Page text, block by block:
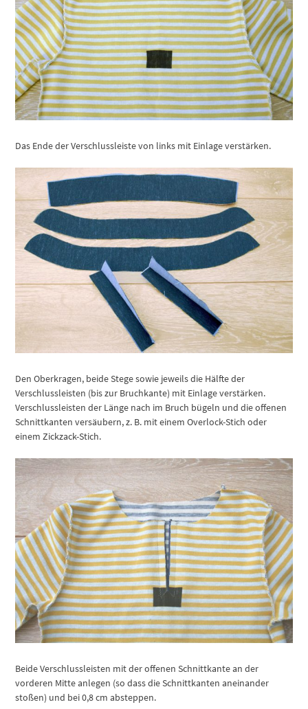
Das Ende der Verschlussleiste von links mit Einlage verstärken.
Den Oberkragen, beide Stege sowie jeweils die Hälfte der
Verschlussleisten (bis zur Bruchkante) mit Einlage verstärken.
Verschlussleisten der Länge nach im Bruch bügeln und die offenen
Schnittkanten versäubern, z. B. mit einem Overlock-Stich oder
einem Zickzack-Stich.
Beide Verschlussleisten mit der offenen Schnittkante an der
vorderen Mitte anlegen (so dass die Schnittkanten aneinander
stoßen) und bei 0,8 cm absteppen.